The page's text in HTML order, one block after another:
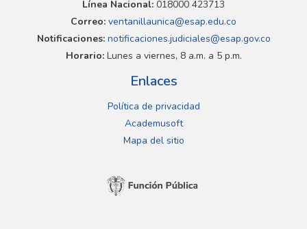
Línea Nacional: 018000 423713
Correo: ventanillaunica@esap.edu.co
Notificaciones:notificaciones.judiciales@esap.gov.co
Horario:Lunes a viernes, 8 a.m. a 5 p.m.
Enlaces
Política de privacidad
Academusoft
Mapa del sitio